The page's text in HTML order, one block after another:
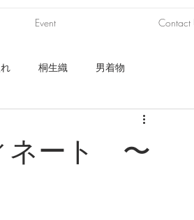
Event Contact
桐生織 男着物
限定販売
ネート 〜